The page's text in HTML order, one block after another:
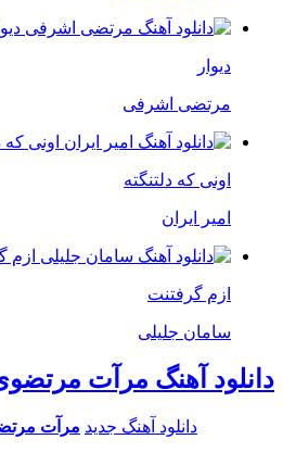
دیوار
مرتضی اشرفی
اونی که دلتنگته
امیر ایران
ازم گرفتنت
سامان جلیلی
دانلود آهنگ مرآت
دانلود آهنگ جدید مرآت